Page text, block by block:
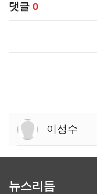
댓글 0
이성수
뉴스리듬